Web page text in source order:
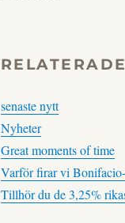
senaste nytt
Nyheter
Great moments of time
Varför firar vi
Tillhör du de 3,25%